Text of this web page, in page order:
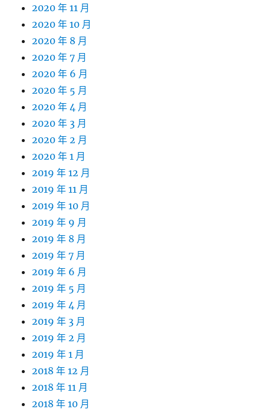
2020 年 11 月
2020 年 10 月
2020 年 8 月
2020 年 7 月
2020 年 6 月
2020 年 5 月
2020 年 4 月
2020 年 3 月
2020 年 2 月
2020 年 1 月
2019 年 12 月
2019 年 11 月
2019 年 10 月
2019 年 9 月
2019 年 8 月
2019 年 7 月
2019 年 6 月
2019 年 5 月
2019 年 4 月
2019 年 3 月
2019 年 2 月
2019 年 1 月
2018 年 12 月
2018 年 11 月
2018 年 10 月